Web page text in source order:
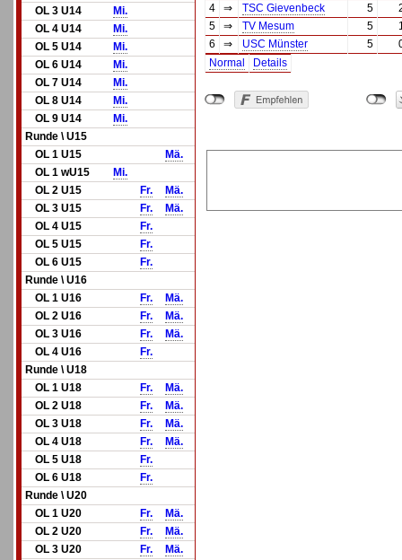
OL 3 U14
Mi.
OL 4 U14
Mi.
OL 5 U14
Mi.
OL 6 U14
Mi.
OL 7 U14
Mi.
OL 8 U14
Mi.
OL 9 U14
Mi.
Runde \ U15
OL 1 U15
Mä.
OL 1 wU15
Mi.
OL 2 U15
Fr.
Mä.
OL 3 U15
Fr.
Mä.
OL 4 U15
Fr.
OL 5 U15
Fr.
OL 6 U15
Fr.
Runde \ U16
OL 1 U16
Fr.
Mä.
OL 2 U16
Fr.
Mä.
OL 3 U16
Fr.
Mä.
OL 4 U16
Fr.
Runde \ U18
OL 1 U18
Fr.
Mä.
OL 2 U18
Fr.
Mä.
OL 3 U18
Fr.
Mä.
OL 4 U18
Fr.
Mä.
OL 5 U18
Fr.
OL 6 U18
Fr.
Runde \ U20
OL 1 U20
Fr.
Mä.
OL 2 U20
Fr.
Mä.
OL 3 U20
Fr.
Mä.
4
⇒ TSC Gievenbeck 5
5
⇒ TV Mesum 5
6
⇒ USC Münster 5
Normal
Details